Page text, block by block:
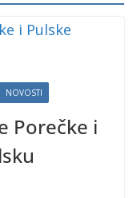
NOVOSTI
Porečke i